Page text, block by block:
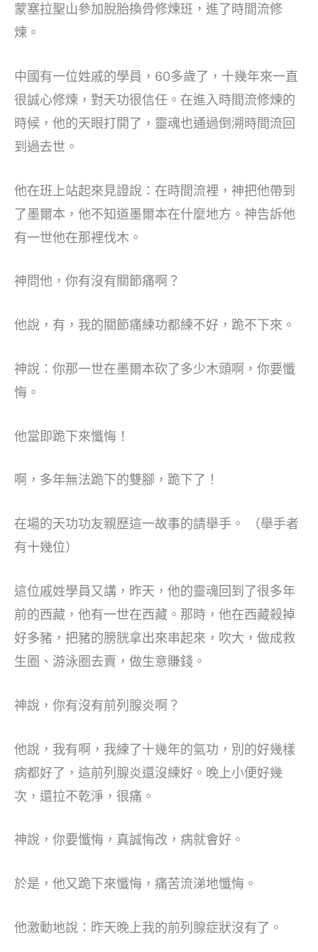
蒙塞拉聖山參加脫胎換骨修煉班，進了時間流修
煉。
中國有一位姓戚的學員，60多歲了，十幾年來一直
很誠心修煉，對天功很信任。在進入時間流修煉的
時候，他的天眼打開了，靈魂也通過倒溯時間流回
到過去世。
他在班上站起來見證說：在時間流裡，神把他帶到
了墨爾本，他不知道墨爾本在什麼地方。神告訴他
有一世他在那裡伐木。
神問他，你有沒有關節痛啊？
他說，有，我的關節痛練功都練不好，跪不下來。
神說：你那一世在墨爾本砍了多少木頭啊，你要懺
悔。
他當即跪下來懺悔！
啊，多年無法跪下的雙腳，跪下了！
在場的天功功友親歷這一故事的請舉手。 （舉手者
有十幾位）
這位戚姓學員又講，昨天，他的靈魂回到了很多年
前的西藏，他有一世在西藏。那時，他在西藏殺掉
好多豬，把豬的膀胱拿出來串起來，吹大，做成救
生圈、游泳圈去賣，做生意賺錢。
神說，你有沒有前列腺炎啊？
他說，我有啊，我練了十幾年的氣功，別的好幾樣
病都好了，這前列腺炎還沒練好。晚上小便好幾
次，還拉不乾淨，很痛。
神說，你要懺悔，真誠悔改，病就會好。
於是，他又跪下來懺悔，痛苦流涕地懺悔。
他激動地說：昨天晚上我的前列腺症狀沒有了。